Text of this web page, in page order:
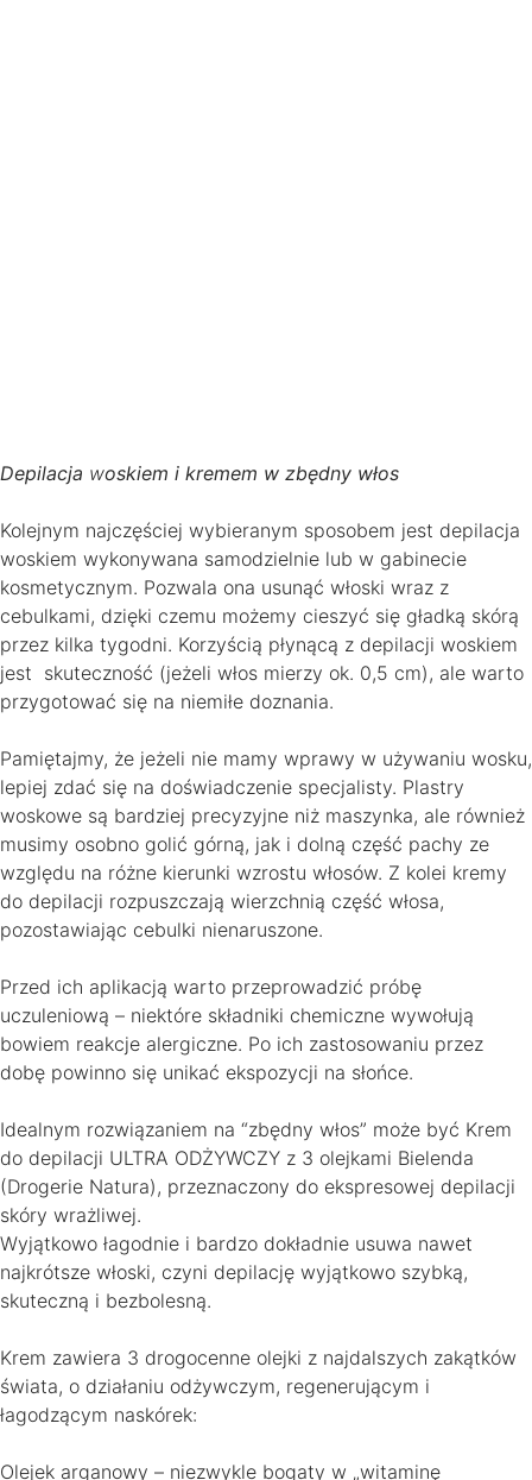
Depilacja woskiem i kremem w zbędny włos
Kolejnym najczęściej wybieranym sposobem jest depilacja
woskiem wykonywana samodzielnie lub w gabinecie
kosmetycznym. Pozwala ona usunąć włoski wraz z
cebulkami, dzięki czemu możemy cieszyć się gładką skórą
przez kilka tygodni. Korzyścią płynącą z depilacji woskiem
jest skuteczność (jeżeli włos mierzy ok. 0,5 cm), ale warto
przygotować się na niemiłe doznania.
Pamiętajmy, że jeżeli nie mamy wprawy w używaniu wosku,
lepiej zdać się na doświadczenie specjalisty. Plastry
woskowe są bardziej precyzyjne niż maszynka, ale również
musimy osobno golić górną, jak i dolną część pachy ze
względu na różne kierunki wzrostu włosów. Z kolei kremy
do depilacji rozpuszczają wierzchnią część włosa,
pozostawiając cebulki nienaruszone.
Przed ich aplikacją warto przeprowadzić próbę
uczuleniową – niektóre składniki chemiczne wywołują
bowiem reakcje alergiczne. Po ich zastosowaniu przez
dobę powinno się unikać ekspozycji na słońce.
Idealnym rozwiązaniem na “zbędny włos” może być Krem
do depilacji ULTRA ODŻYWCZY z 3 olejkami Bielenda
(Drogerie Natura), przeznaczony do ekspresowej depilacji
skóry wrażliwej.
Wyjątkowo łagodnie i bardzo dokładnie usuwa nawet
najkrótsze włoski, czyni depilację wyjątkowo szybką,
skuteczną i bezbolesną.
Krem zawiera 3 drogocenne olejki z najdalszych zakątków
świata, o działaniu odżywczym, regenerującym i
łagodzącym naskórek:
Olejek arganowy – niezwykle bogaty w „witaminę